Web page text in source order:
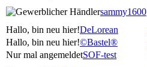
sammy1600
Hallo, bin neu hier!DeLorean
Hallo, bin neu hier!©Bastel®
Nur mal angemeldetSOF-test